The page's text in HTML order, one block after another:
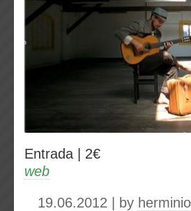
Entrada | 2€
web
19.06.2012 | by